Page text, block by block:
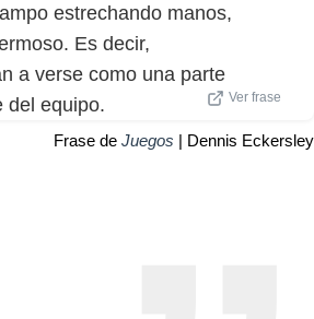
estrechando manos,
Es decir,
a verse como una parte
del equipo.
Ver frase
Frase de Juegos | Dennis Eckersley